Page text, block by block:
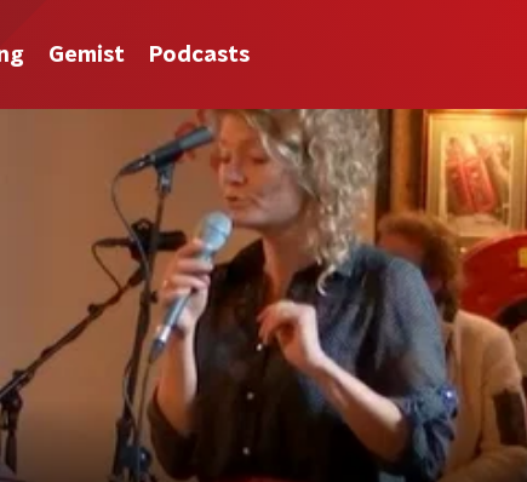
Gemist Podcasts